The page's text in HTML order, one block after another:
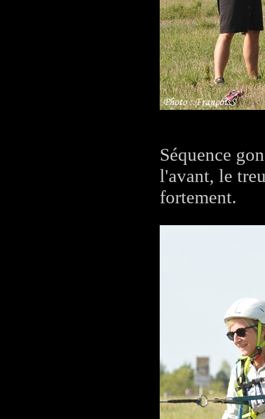
Séquence
l'avant, le
fortement.